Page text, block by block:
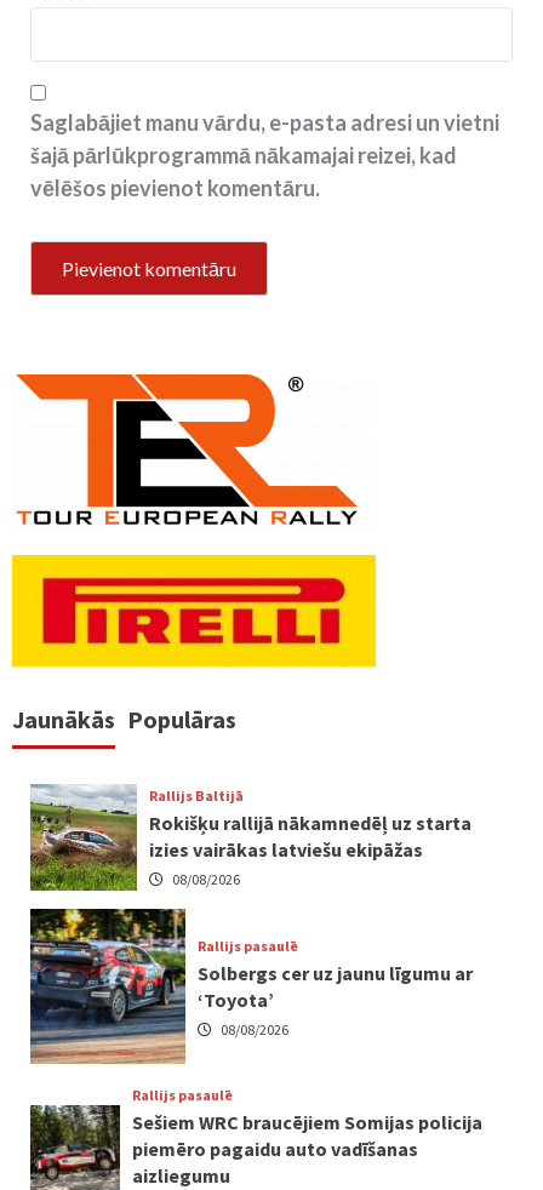
Saglabājiet manu vārdu, e-pasta adresi un vietni
šajā pārlūkprogrammā nākamajai reizei, kad
vēlēšos pievienot komentāru.
Jaunākās Populāras
Rallijs Baltijā
Rokišķu rallijā nākamnedēļ uz starta
izies vairākas latviešu ekipāžas
08/08/2026
Rallijs pasaulē
Solbergs cer uz jaunu līgumu ar
‘Toyota’
08/08/2026
Rallijs pasaulē
Sešiem WRC braucējiem Somijas policija
piemēro pagaidu auto vadīšanas
aizliegumu